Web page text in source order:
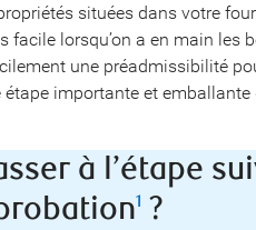
situées dans votre
facile lorsqu’on a en main les
une préadmissibilité
importante et emballante
à l’étape
1 ?